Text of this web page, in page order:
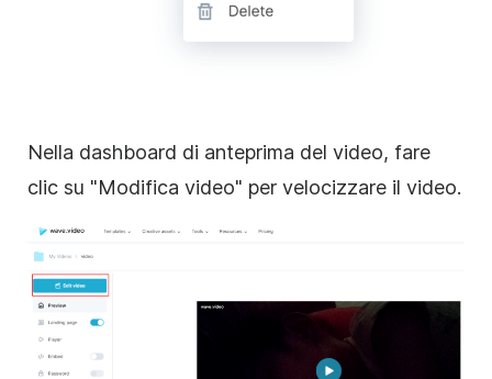
Nella dashboard di anteprima del video, fare
clic su "Modifica video" per velocizzare il video.